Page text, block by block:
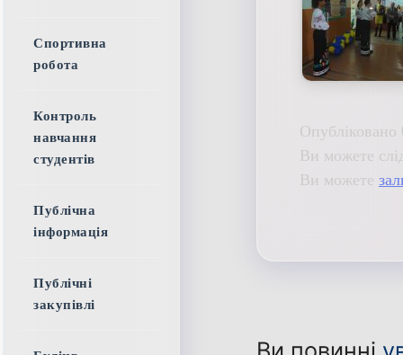
Ви можете
Ви можете
Спортивна
робота
Контроль
навчання
студентів
Публічна
інформація
Публічні
закупівлі